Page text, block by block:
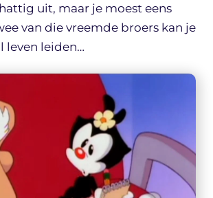
uit, maar je moest eens
van die vreemde broers kan je
leven leiden…